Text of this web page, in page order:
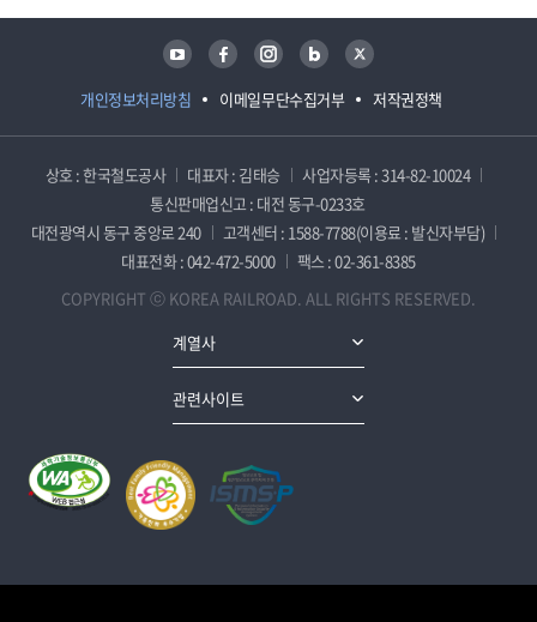
개인정보처리방침 이메일무단수집거부 저작권정책
유튜브 페이스북 인스타그램 블로그 트위터
상호 : 한국철도공사 대표자 : 김태승
사업자등록 : 314-82-10024
통신판매업신고 : 대전 동구-0233호
대전광역시 동구 중앙로 240
고객센터 : 1588-7788(이용료 : 발신자부담)
대표전화 : 042-472-5000
팩스 : 02-361-8385
COPYRIGHT ⓒ KOREA RAILROAD. ALL RIGHTS RESERVED.
계열사
관련사이트